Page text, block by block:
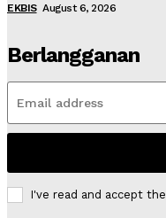
EKBIS August 6, 2026
Berlangganan
I've read and accept the